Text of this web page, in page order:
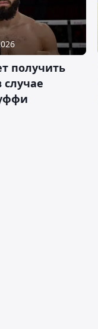
получить
случае